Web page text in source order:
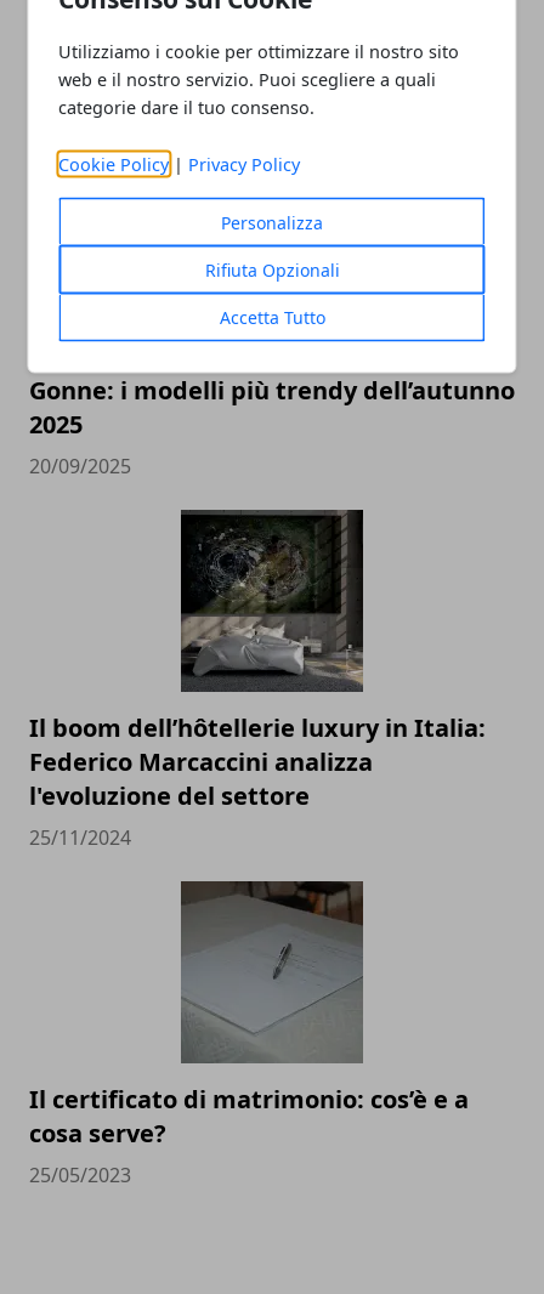
Utilizziamo i cookie per ottimizzare il nostro sito
web e il nostro servizio. Puoi scegliere a quali
categorie dare il tuo consenso.
Cookie Policy | Privacy Policy
Personalizza
Rifiuta Opzionali
Accetta Tutto
ARTICOLI CORRELATI
Gonne: i modelli più trendy dell’autunno
2025
20/09/2025
Il boom dell’hôtellerie luxury in Italia:
Federico Marcaccini analizza
l'evoluzione del settore
25/11/2024
Il certificato di matrimonio: cos’è e a
cosa serve?
25/05/2023